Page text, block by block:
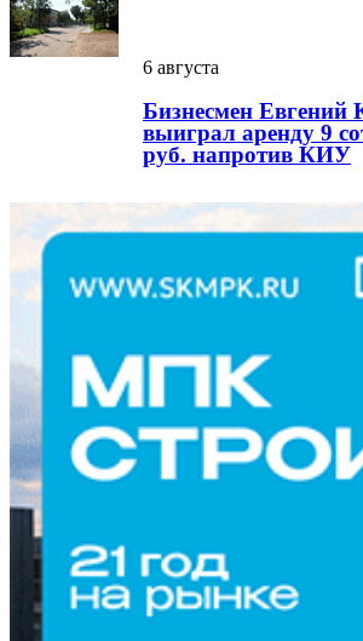
6 августа
Бизнесмен Евгений
выиграл аренду 9
руб. напротив КИУ